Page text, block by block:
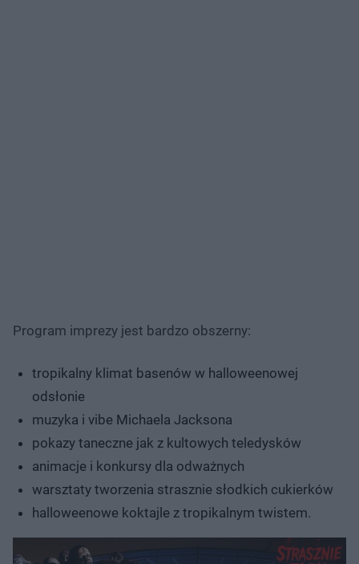
Program imprezy jest bardzo obszerny:
tropikalny klimat basenów w halloweenowej
odsłonie
muzyka i vibe Michaela Jacksona
pokazy taneczne jak z kultowych teledysków
animacje i konkursy dla odważnych
warsztaty tworzenia strasznie słodkich cukierków
halloweenowe koktajle z tropikalnym twistem.